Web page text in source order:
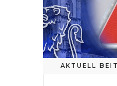
AKTUELL